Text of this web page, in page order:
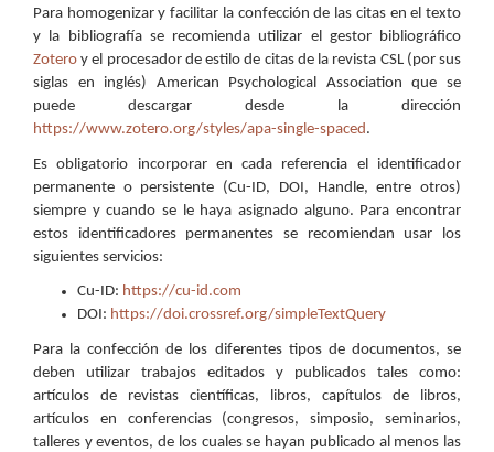
Para homogenizar y facilitar la confección de las citas en el texto
y la bibliografía se recomienda utilizar el gestor bibliográfico
Zotero y el procesador de estilo de citas de la revista CSL (por sus
siglas en inglés) American Psychological Association que se
puede descargar desde la dirección
https://www.zotero.org/styles/apa-single-spaced.
Es obligatorio incorporar en cada referencia el identificador
permanente o persistente (Cu-ID, DOI, Handle, entre otros)
siempre y cuando se le haya asignado alguno. Para encontrar
estos identificadores permanentes se recomiendan usar los
siguientes servicios:
Cu-ID: https://cu-id.com
DOI: https://doi.crossref.org/simpleTextQuery
Para la confección de los diferentes tipos de documentos, se
deben utilizar trabajos editados y publicados tales como:
artículos de revistas científicas, libros, capítulos de libros,
artículos en conferencias (congresos, simposio, seminarios,
talleres y eventos, de los cuales se hayan publicado al menos las